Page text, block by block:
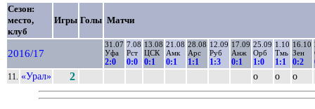
Сезон:
место,
клуб
Игры Голы Матчи
2016/17
31.07
Уфа
2:0
7.08
Рст
0:0
13.08
ЦСК
0:1
21.08
Амк
0:1
28.08
Арс
1:1
12.09
Руб
1:3
17.09
Анж
0:1
25.09
Орб
1:0
1.10
Тмь
1:1
16.10
Зен
0:2
11. «Урал» 2 о о о